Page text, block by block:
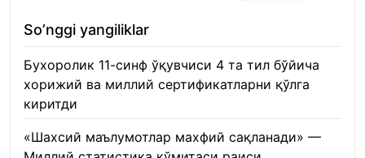
So’nggi yangiliklar
Бухоролик 11-синф ўқувчиси 4 та тил бўйича
хорижий ва миллий сертификатларни қўлга
киритди
«Шахсий маълумотлар махфий сақланади» —